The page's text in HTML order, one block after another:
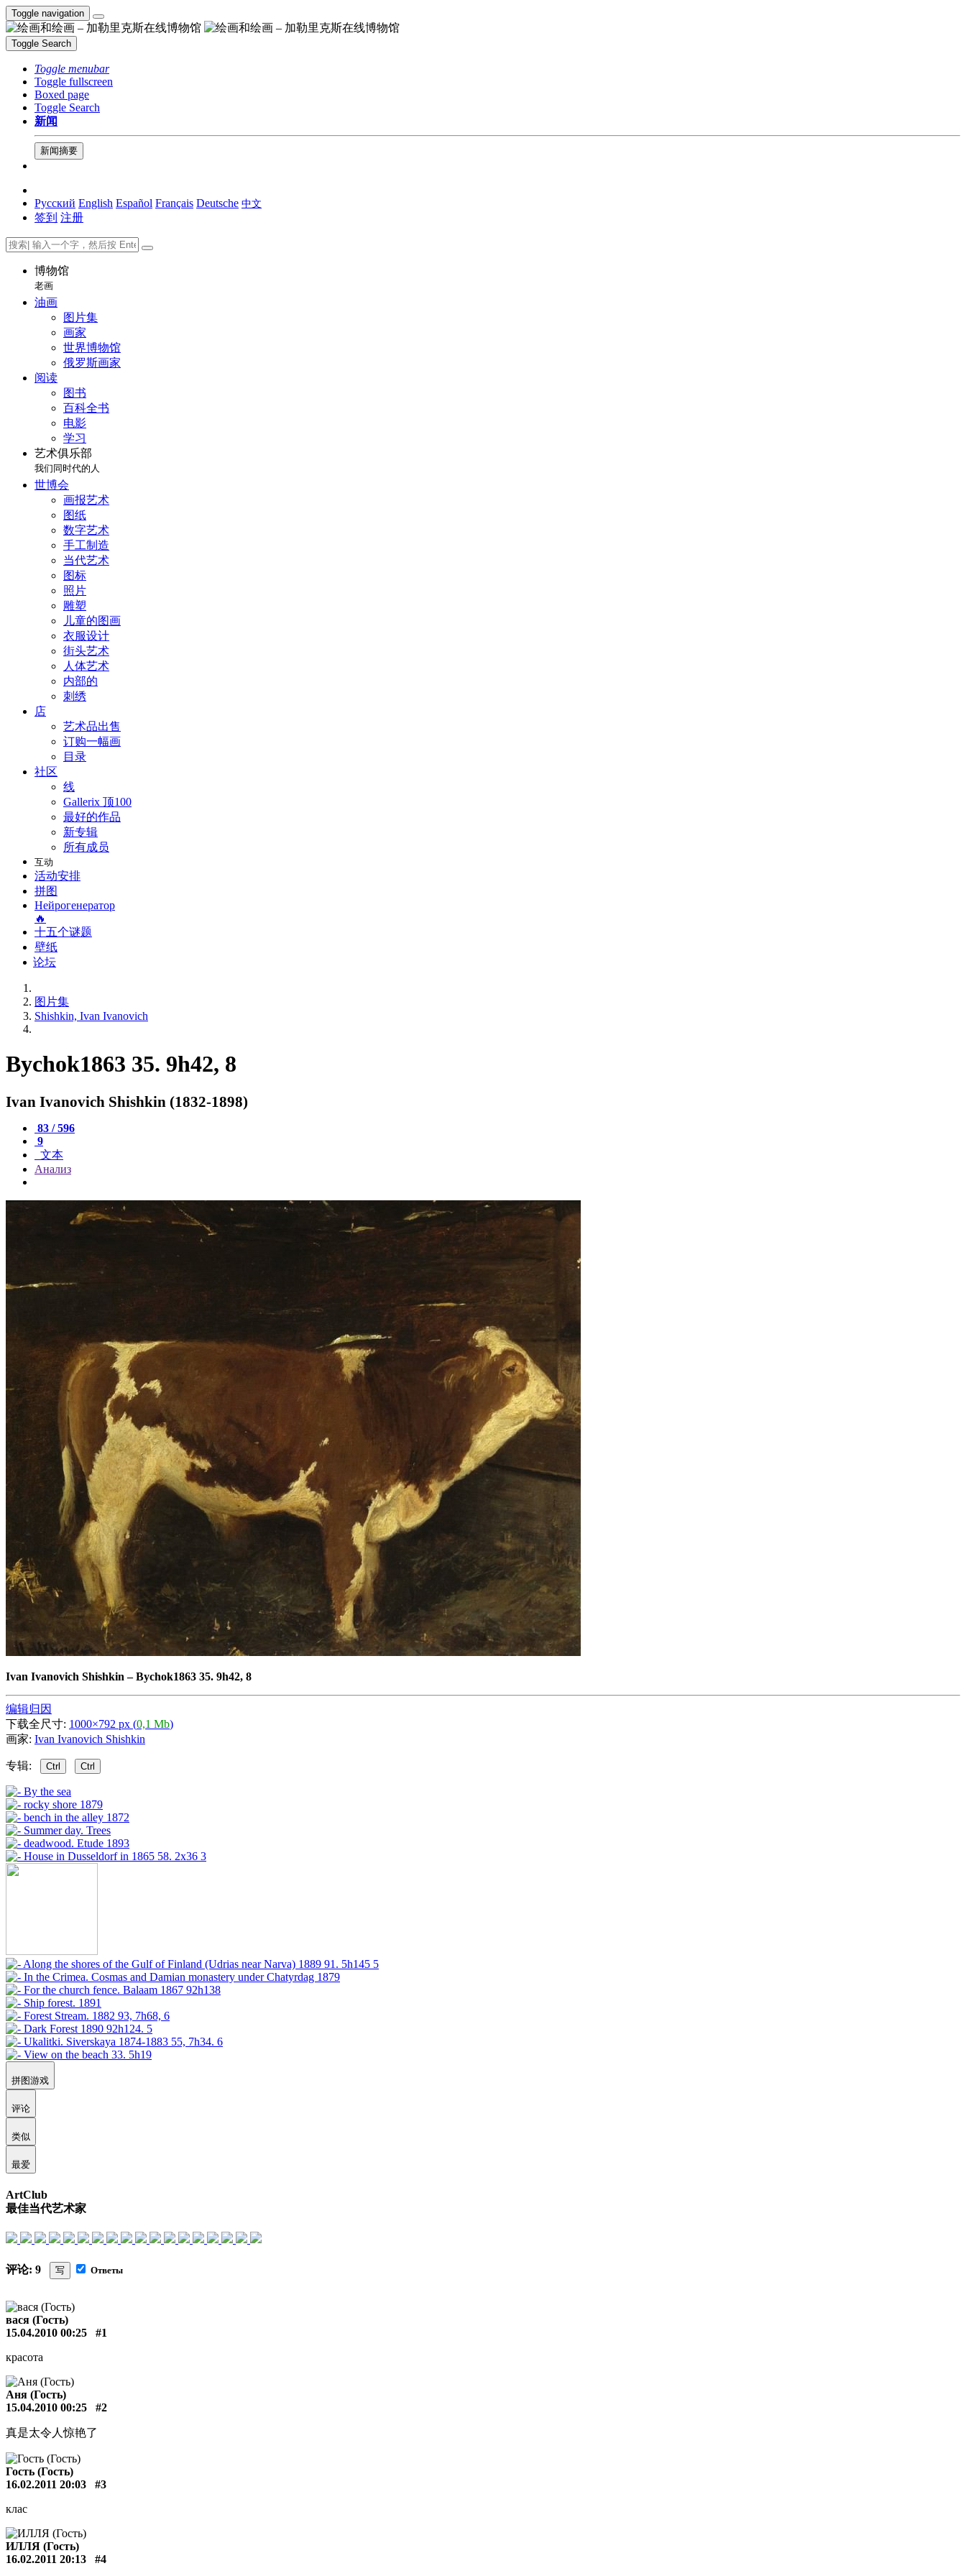
Toggle navigation
Toggle Search
Toggle menubar
Toggle fullscreen
Boxed page
Toggle Search
新闻
新闻摘要
Русский English Español Français Deutsche 中文
签到 注册
博物馆
老画
油画
图片集
画家
世界博物馆
俄罗斯画家
阅读
图书
百科全书
电影
学习
艺术俱乐部
我们同时代的人
世博会
画报艺术
图纸
数字艺术
手工制造
当代艺术
图标
照片
雕塑
儿童的图画
衣服设计
街头艺术
人体艺术
内部的
刺绣
店
艺术品出售
订购一幅画
目录
社区
线
Gallerix 顶100
最好的作品
新专辑
所有成员
互动
活动安排
拼图
Нейрогенератор
🔥
十五个谜题
壁纸
论坛
图片集
Shishkin, Ivan Ivanovich
Bychok1863 35. 9h42, 8
Ivan Ivanovich Shishkin (1832-1898)
83 / 596
9
文本
Анализ
Ivan Ivanovich Shishkin –Bychok1863 35. 9h42, 8
编辑归因
下载全尺寸: 1000×792 px (0,1 Mb)
画家: Ivan Ivanovich Shishkin
专辑: Ctrl Ctrl
拼图游戏
评论
类似
最爱
ArtClub
最佳当代艺术家
评论: 9 写 Ответы
вася (Гость)
15.04.2010 00:25
#1
красота
Аня (Гость)
15.04.2010 00:25
#2
真是太令人惊艳了
Гость (Гость)
16.02.2011 20:03
#3
клас
ИЛЛЯ (Гость)
16.02.2011 20:13
#4